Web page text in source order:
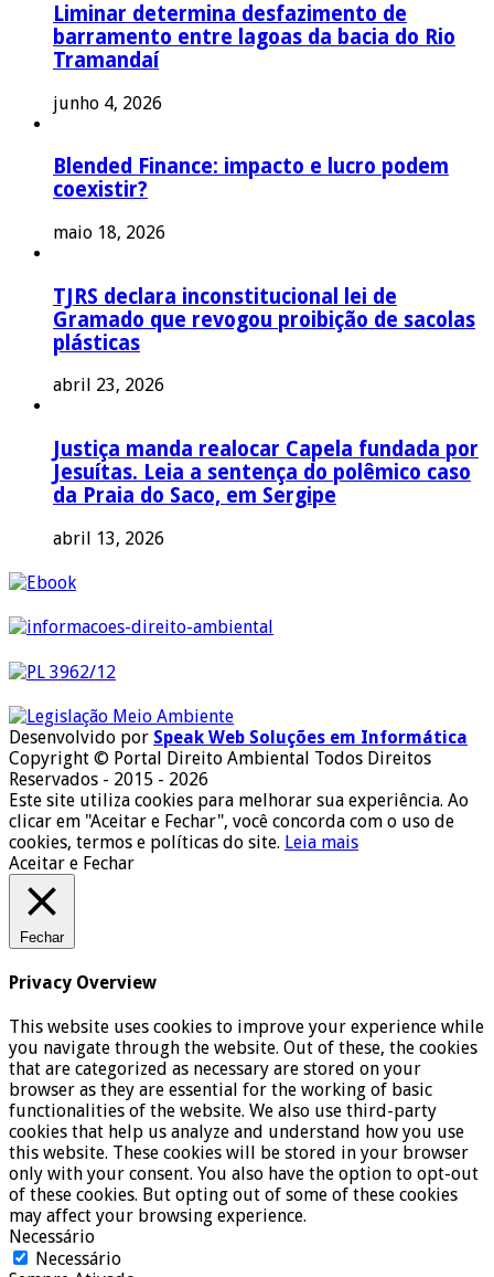
Liminar determina desfazimento de
barramento entre lagoas da bacia do Rio
Tramandaí
junho 4, 2026
Blended Finance: impacto e lucro podem
coexistir?
maio 18, 2026
TJRS declara inconstitucional lei de
Gramado que revogou proibição de sacolas
plásticas
abril 23, 2026
Justiça manda realocar Capela fundada por
Jesuítas. Leia a sentença do polêmico caso
da Praia do Saco, em Sergipe
abril 13, 2026
Desenvolvido por Speak Web Soluções em Informática
Copyright © Portal Direito Ambiental Todos Direitos
Reservados - 2015 - 2026
Este site utiliza cookies para melhorar sua experiência. Ao
clicar em "Aceitar e Fechar", você concorda com o uso de
cookies, termos e políticas do site. Leia mais
Aceitar e Fechar
Fechar
Privacy Overview
This website uses cookies to improve your experience while
you navigate through the website. Out of these, the cookies
that are categorized as necessary are stored on your
browser as they are essential for the working of basic
functionalities of the website. We also use third-party
cookies that help us analyze and understand how you use
this website. These cookies will be stored in your browser
only with your consent. You also have the option to opt-out
of these cookies. But opting out of some of these cookies
may affect your browsing experience.
Necessário
Necessário